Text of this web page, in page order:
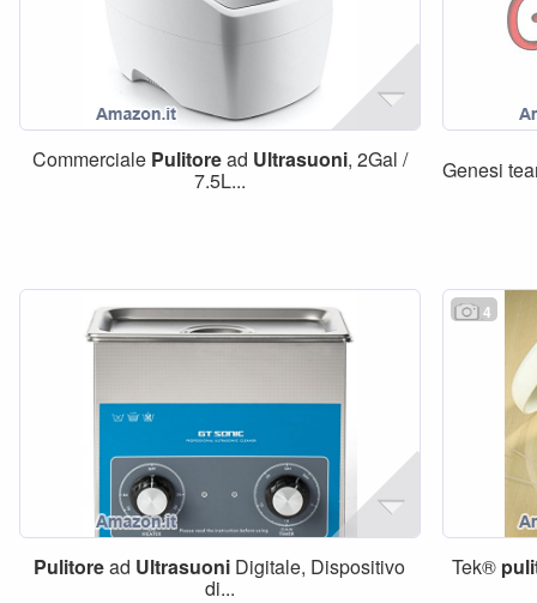
Commerciale Pulitoread Ultrasuoni, 2Gal /
7.5L... Genesi
Pulitoread Ultrasuoni Digitale, Dispositivo
di...
4
Tek®